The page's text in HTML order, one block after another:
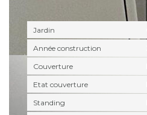
Jardin
Année construction
Couverture
Etat couverture
Standing